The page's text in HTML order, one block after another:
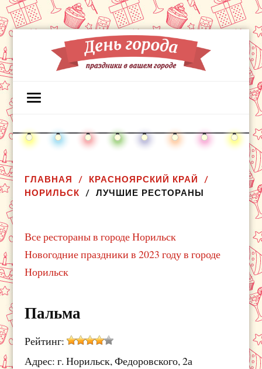
ГЛАВНАЯ
КРАСНОЯРСКИЙ КРАЙ
НОРИЛЬСК
ЛУЧШИЕ РЕСТОРАНЫ
Все рестораны в городе Норильск
Новогодние праздники в 2023 году в городе
Норильск
Пальма
Рейтинг:
Адрес: г. Норильск, Федоровского, 2а